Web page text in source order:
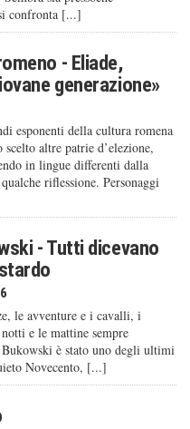
confronta [...]
- Eliade,
generazione»
esponenti della cultura romena
scelto altre patrie d’elezione,
in lingue differenti dalla
riflessione. Personaggi
- Tutti dicevano
le avventure e i cavalli, i
e le mattine sempre
è stato uno degli ultimi
Novecento, [...]